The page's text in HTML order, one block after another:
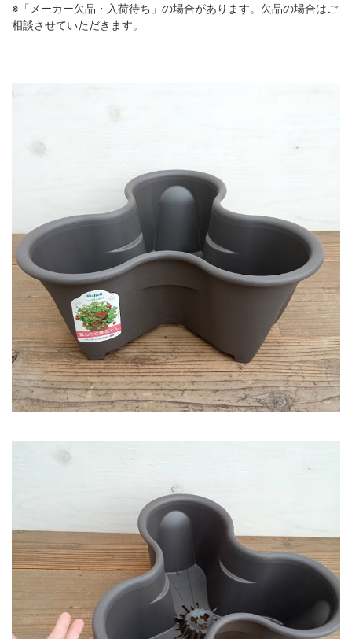
※「メーカー欠品・入荷待ち」の場合があります。欠品の場合はご
相談させていただきます。